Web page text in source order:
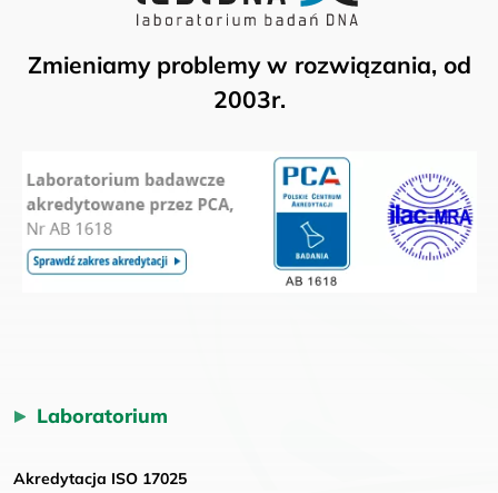
Zmieniamy problemy w rozwiązania, od
2003r.
Laboratorium
Akredytacja ISO 17025